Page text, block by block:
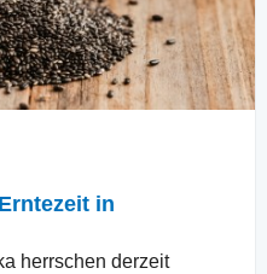
in
herrschen derzeit